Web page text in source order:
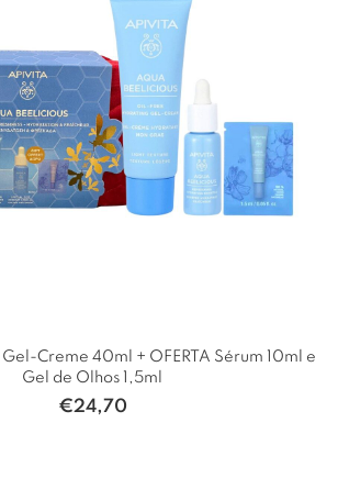
Creme 40ml + OFERTA Sérum 10ml e
Gel de Olhos 1,5ml
€24,70